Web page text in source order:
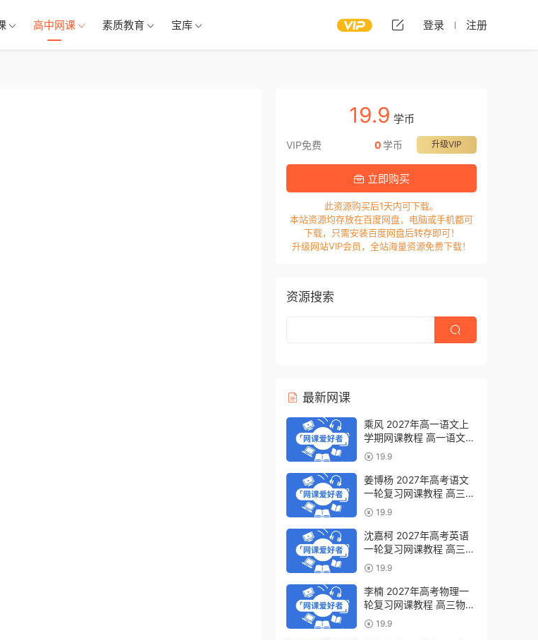
高中网课 素质教育 宝库 登录 注册
19.9 学币
VIP免费 升级VIP
0 学币
立即购买
此资源购买后1天内可下载。
本站资源均存放在百度网盘，电脑或手机都可
下载，只需安装百度网盘后转存即可！
升级网站VIP会员，全站海量资源免费下载！
资源搜索
最新网课
乘风 2027年高一语文上
学期网课教程 高一语文
暑假班视频教程 百度网盘
下载
19.9
姜博杨 2027年高考语文
一轮复习网课教程 高三语
文 上学期暑假班视频教程
百度网盘下载
19.9
沈嘉柯 2027年高考英语
一轮复习网课教程 高三英
语 上学期暑假班视频教程
百度网盘下载
19.9
李楠 2027年高考物理一
轮复习网课教程 高三物理
上学期暑假班视频教程 百
度网盘下载
19.9